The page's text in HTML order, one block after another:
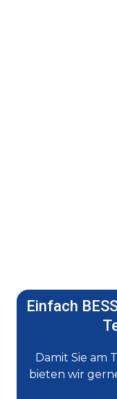
Einfach
Damit Sie am
bieten wir